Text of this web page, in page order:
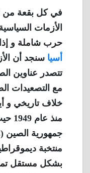
في كل بقعة من
الأزمات
حرب شاملة و
أسيا سنجد أن
تتصدر عناوين
مع التصعيدات
خلاف تاريخي و
منذ
منتخبة
بشكل مستقل